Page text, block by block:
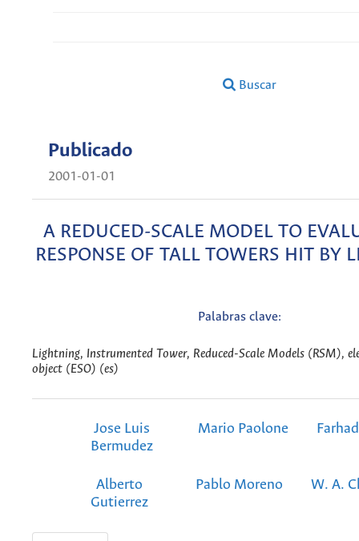
Buscar
Publicado
2001-01-01
A REDUCED-SCALE MODEL TO
RESPONSE OF TALL TOWERS HIT BY
Palabras clave:
Lightning, Instrumented Tower, Reduced-Scale Models (RSM),
object (ESO) (es)
Jose Luis
Bermudez
Mario Paolone
Alberto
Gutierrez
Pablo Moreno W. A.